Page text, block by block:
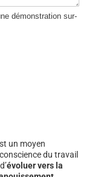
démonstration sur-
un moyen
du travail
évoluer vers la